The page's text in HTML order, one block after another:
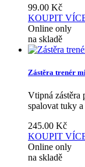
99.00 Kč
KOUPIT
Online only
na skladě
Zástěra trenér
Vtipná zástěra
spalovat tuky
245.00 Kč
KOUPIT
Online only
na skladě